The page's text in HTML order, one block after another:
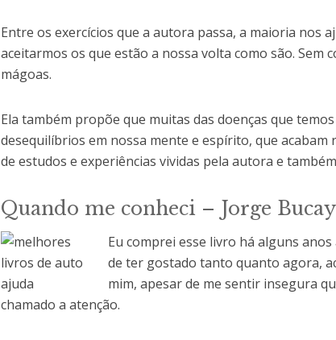
Entre os exercícios que a autora passa, a maioria nos
aceitarmos os que estão a nossa volta como são. Sem
mágoas.
Ela também propõe que muitas das doenças que
desequilíbrios em nossa mente e espírito, que
de estudos e experiências vividas pela autora e
Quando me conheci – Jorge Bucay
Eu comprei esse livro há alguns
de ter gostado tanto quanto agora,
mim, apesar de me sentir insegura
chamado a atenção.